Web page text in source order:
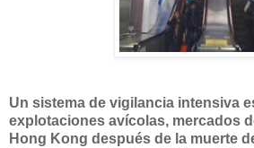
Un sistema de vigilancia intensiva
explotaciones avícolas, mercados
Hong Kong después de la muerte